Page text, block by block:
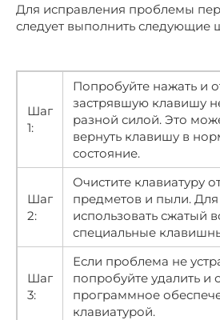
Для исправления проблемы
следует выполнить следующие
Шаг
1:
Попробуйте нажать и
застрявшую клавишу
разной силой. Это
вернуть клавишу в
состояние.
Шаг
2:
Очистите клавиатуру
предметов и пыли.
использовать сжатый
специальные
Шаг
3:
Если проблема не
попробуйте удалить и
программное
клавиатурой.